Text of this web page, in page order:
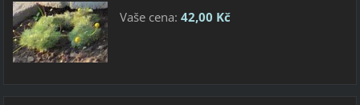
Vaše cena: 42,00 Kč